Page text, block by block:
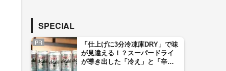
SPECIAL
PR
「仕上げに3分冷凍庫DRY」で味
が見違える！？スーパードライ
が導き出した「冷え」と「辛